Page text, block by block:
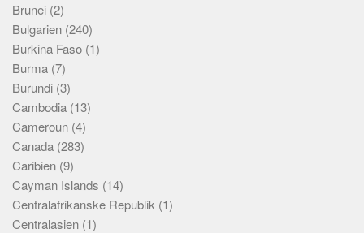
Brunei (2)
Bulgarien (240)
Burkina Faso (1)
Burma (7)
Burundi (3)
Cambodia (13)
Cameroun (4)
Canada (283)
Caribien (9)
Cayman Islands (14)
Centralafrikanske Republik (1)
Centralasien (1)